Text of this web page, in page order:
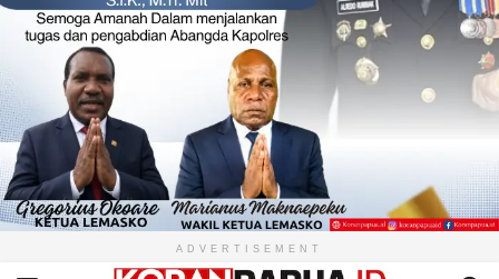
ADVERTISEMENT